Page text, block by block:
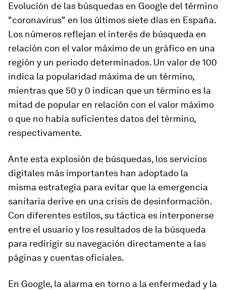
Evolución de las búsquedas en Google del término
"coronavirus" en los últimos siete días en España.
Los números reflejan el interés de búsqueda en
relación con el valor máximo de un gráfico en una
región y un periodo determinados. Un valor de 100
indica la popularidad máxima de un término,
mientras que 50 y 0 indican que un término es la
mitad de popular en relación con el valor máximo
o que no había suficientes datos del término,
respectivamente.
Ante esta explosión de búsquedas, los servicios
digitales más importantes han adoptado la
misma estrategia para evitar que la emergencia
sanitaria derive en una crisis de desinformación.
Con diferentes estilos, su táctica es interponerse
entre el usuario y los resultados de la búsqueda
para redirigir su navegación directamente a las
páginas y cuentas oficiales.
En Google, la alarma en torno a la enfermedad y la